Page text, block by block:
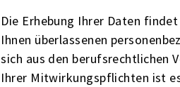
Die Erhebung Ihrer Daten
Ihnen überlassenen
sich aus den berufsrechtlichen
Ihrer Mitwirkungspflichten ist